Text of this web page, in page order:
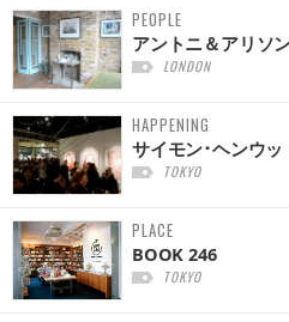
PEOPLE
アントニ＆アリソ
LONDON
HAPPENING
サイモン･ヘンウ
TOKYO
PLACE
BOOK 246
TOKYO